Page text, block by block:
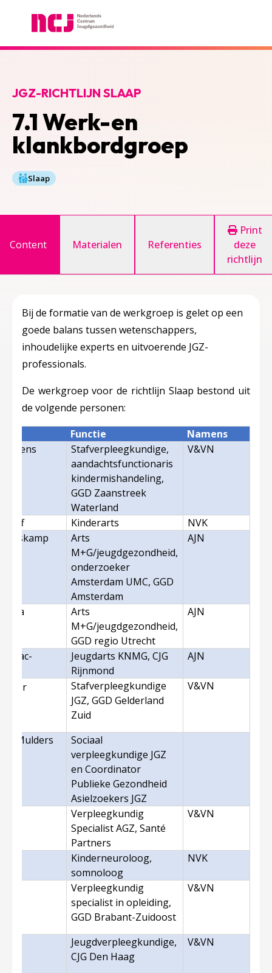
7.1 Werk-en
klankbordgroep
JGZ-RICHTLIJN SLAAP
Slaap
Content Materialen Referenties
Print
deze
richtlijn
Bij de formatie van de werkgroep is gelet op een
goede balans tussen wetenschappers,
inhoudelijke experts en uitvoerende JGZ-
professionals.
De werkgroep voor de richtlijn Slaap bestond uit
de volgende personen:
Functie
Namens
Stafverpleegkundige,
aandachtsfunctionaris
kindermishandeling,
GGD Zaanstreek
Waterland
V&VN
Kinderarts
NVK
Arts
M+G/jeugdgezondheid,
onderzoeker
Amsterdam UMC, GGD
Amsterdam
AJN
Arts
M+G/jeugdgezondheid,
GGD regio Utrecht
AJN
Jeugdarts KNMG, CJG
Rijnmond
AJN
Stafverpleegkundige
JGZ, GGD Gelderland
Zuid
V&VN
– Mulders
Sociaal
verpleegkundige JGZ
en Coordinator
Publieke Gezondheid
Asielzoekers JGZ
Verpleegkundig
Specialist AGZ, Santé
Partners
V&VN
Kinderneuroloog,
somnoloog
NVK
Verpleegkundig
specialist in opleiding,
GGD Brabant-Zuidoost
V&VN
Jeugdverpleegkundige,
CJG Den Haag
V&VN